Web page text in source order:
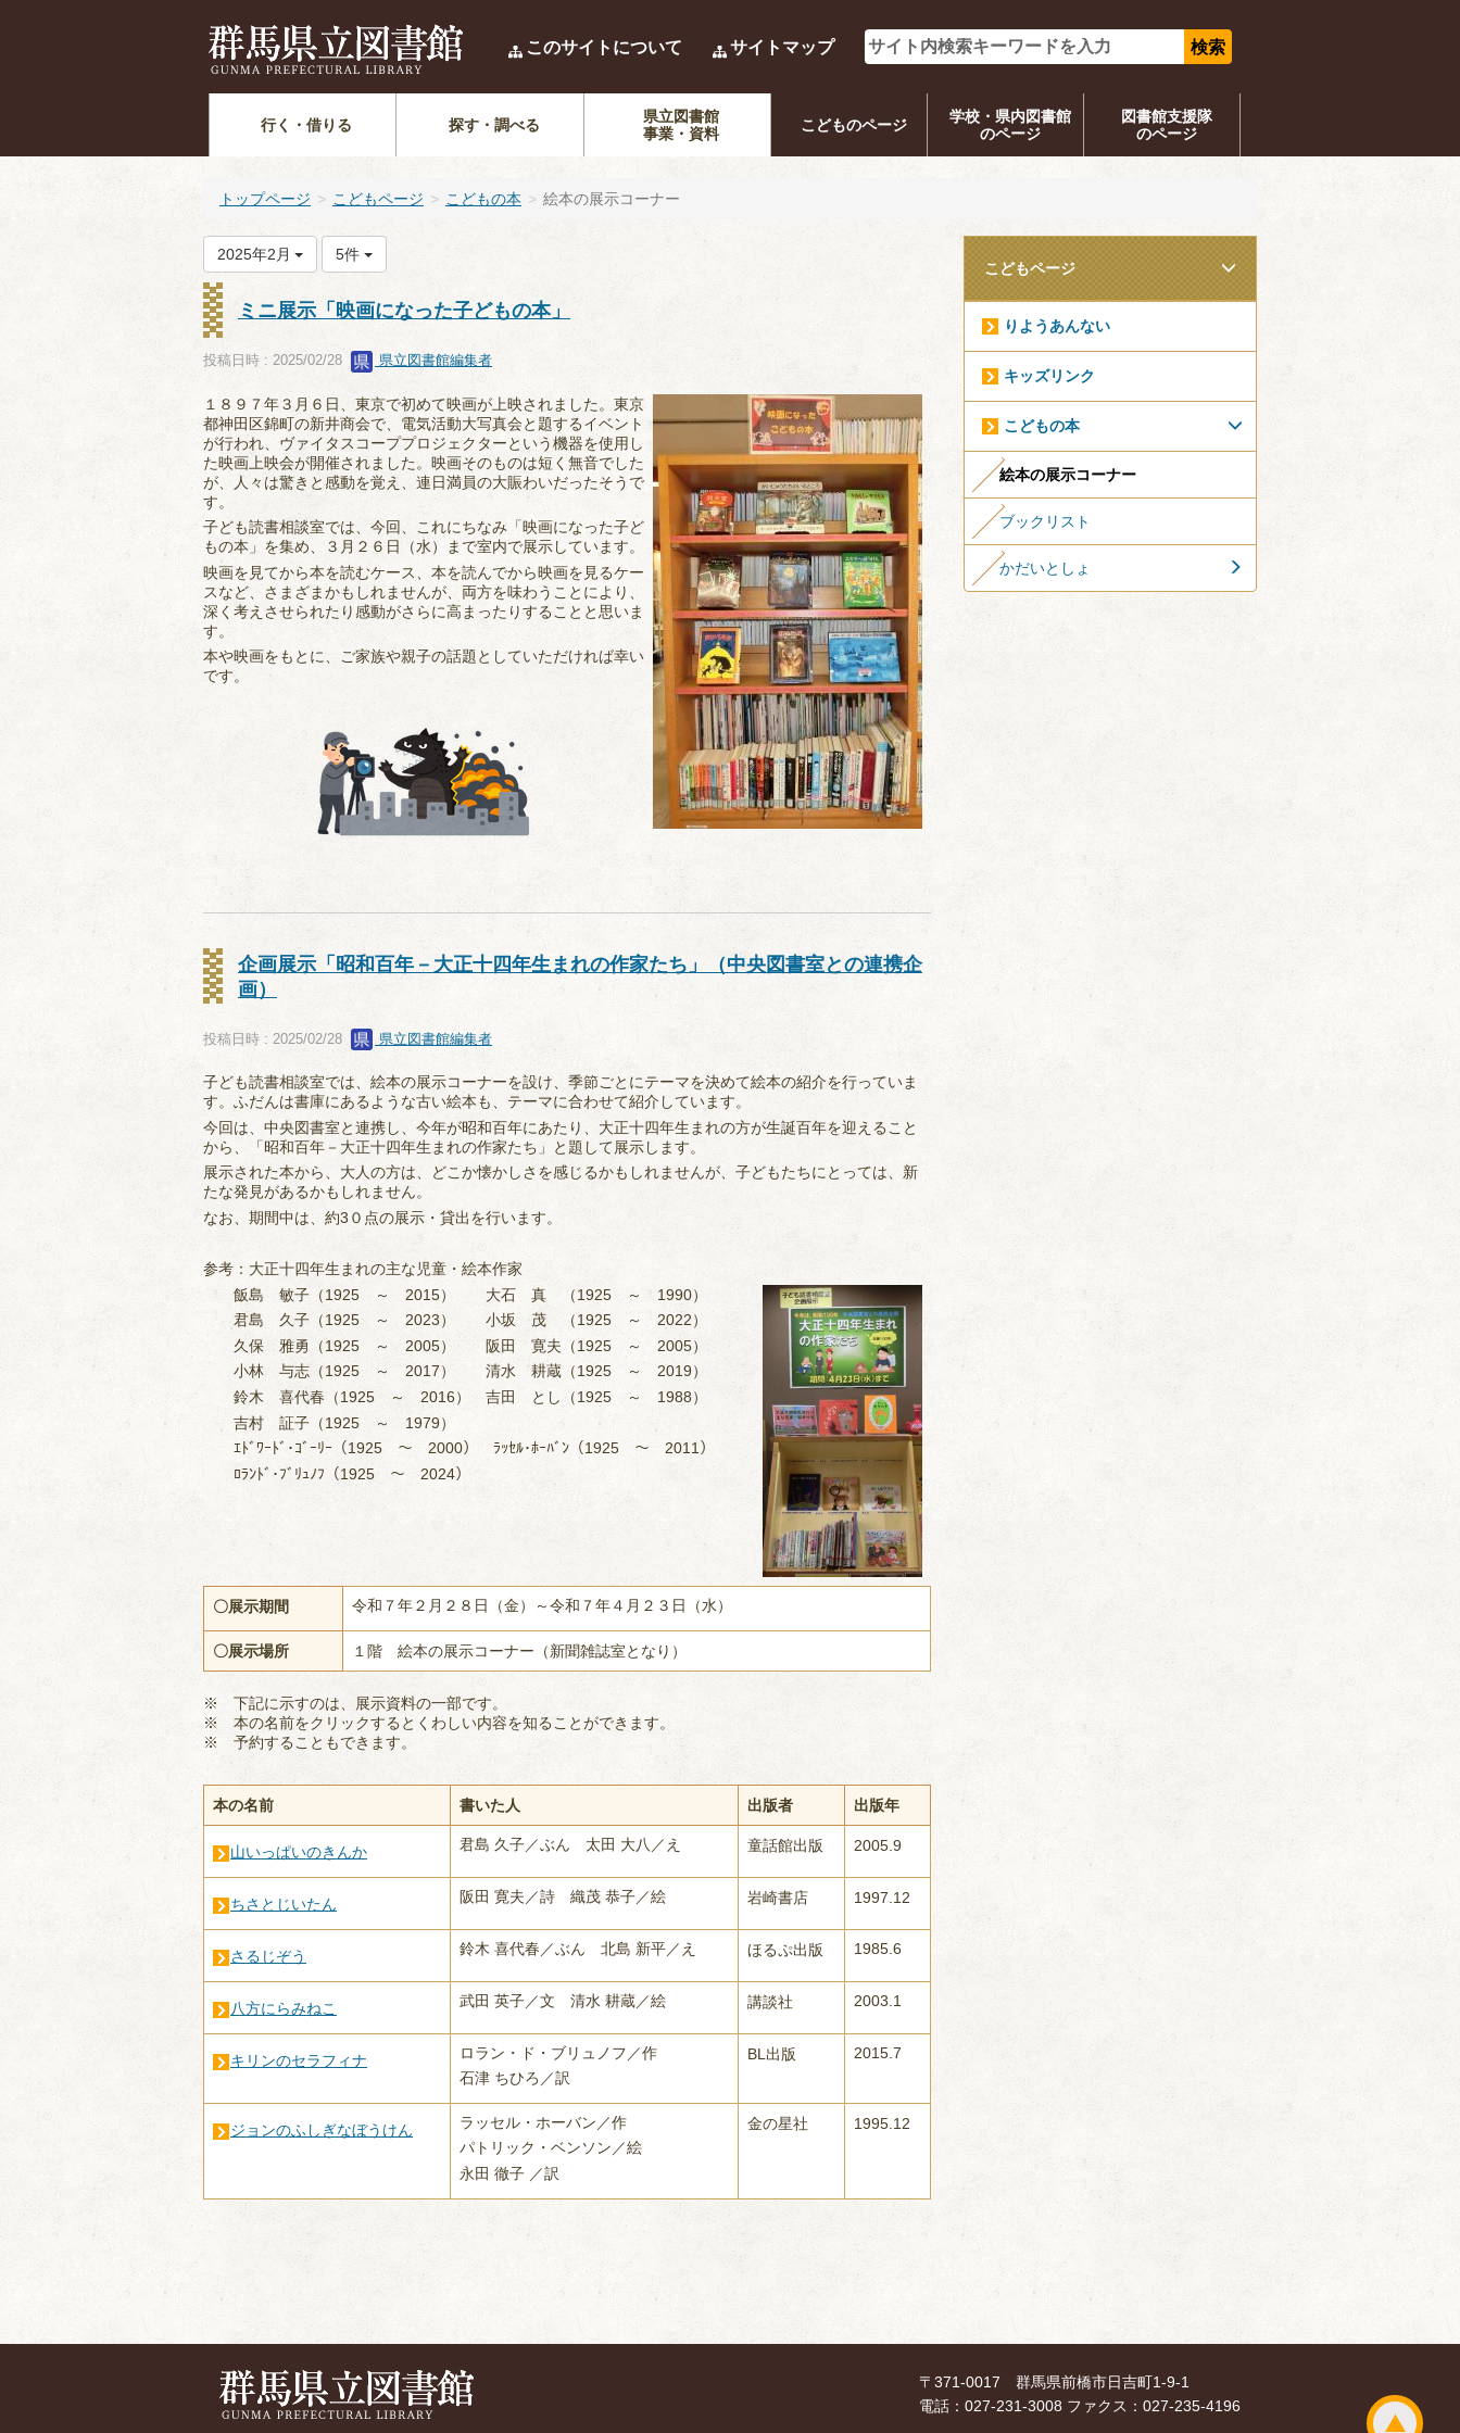
このサイトについて サイトマップ
行く・借りる 探す・調べる
県立図書館
事業・資料
こどものページ
学校・県内図書館
のページ
図書館支援隊
のページ
トップページ こどもページ こどもの本 絵本の展示コーナー
2025年2月 5件
ミニ展示「映画になった子どもの本」
投稿日時 : 2025/02/28 県立図書館編集者
１８９７年３月６日、東京で初めて映画が上映されま した。東京
都神田区錦町の新井商会で、電気活動大写真会と題するイベント
が行われ、ヴァイタスコーププロジェクターという機器を使用し
た映画上映会が開催されました。映画そのものは短く無音でした
が、人々は驚きと感動を覚え、連日満員の大賑わいだったそうで
す。
子ども読書相談室では、今回、これにちなみ「映画になった子ど
もの本」を集め、３月２６日（水）まで室内で展示しています。
映画を見てから本を読むケース、本を読んでから映画を見るケー
スなど、さまざまかもしれませんが、両方を味わうことにより、
深く考えさせられたり感動がさらに高まったりすることと思いま
す。
本や映画をもとに、ご家族や親子の話題としていただければ幸い
です。
企画展示「昭和百年－大正十四年生まれの作家たち」（中央図書室との連携企
画）
投稿日時 : 2025/02/28 県立図書館編集者
子ども読書相談室では、絵本の展示コーナーを設け、季節ごとにテーマを決めて絵本の紹介を行っていま
す。ふだんは書庫にあるような古い絵本も、テーマに合わせて紹介しています。
今回は、中央図書室と連携し、今年が昭和百年にあたり、大正十四年生まれの方が生誕百年を迎えること
から、「昭和百年－大正十四年生まれの作家たち」と題して展示します。
展示された本から、大人の方は、どこか懐かしさを感じるかもしれませんが、子どもたちにとっては、新
たな発見があるかもしれません。
なお、期間中は、約3０点の展示・貸出を行います。
参考：大正十四年生まれの主な児童・絵本作家
飯島 敏子（1925 ～ 2015） 大石 真 （1925 ～ 1990）
君島 久子（1925 ～ 2023） 小坂 茂 （1925 ～ 2022）
久保 雅勇（1925 ～ 2005） 阪田 寛夫（1925 ～ 2005）
小林 与志（1925 ～ 2017） 清水 耕蔵（1925 ～ 2019）
鈴木 喜代春（1925 ～ 2016） 吉田 とし（1925 ～ 1988）
吉村 証子（1925 ～ 1979）
ｴﾄﾞﾜｰﾄﾞ･ｺﾞｰﾘｰ（1925 ～ 2000） ﾗｯｾﾙ･ﾎｰﾊﾞﾝ（1925 ～ 2011）
ﾛﾗﾝﾄﾞ･ﾌﾞﾘｭﾉﾌ（1925 ～ 2024）
〇展示期間 令和７年２月２８日（金）～令和７年４月２３日（水）
〇展示場所 １階 絵本の展示コーナー（新聞雑誌室となり）
※ 下記に示すのは、展示資料の一部です。
※ 本の名前をクリックするとくわしい内容を知ることができます。
※ 予約することもできます。
本の名前 書いた人 出版者 出版年
山いっぱいのきんか 君島 久子／ぶん 太田 大八／え 童話館出版 2005.9
ちさとじいたん 阪田 寛夫／詩 織茂 恭子／絵 岩崎書店 1997.12
さるじぞう 鈴木 喜代春／ぶん 北島 新平／え ほるぷ出版 1985.6
八方にらみねこ 武田 英子／文 清水 耕蔵／絵 講談社 2003.1
キリンのセラフィナ
ロラン・ド・ブリュノフ／作
石津 ちひろ／訳
BL出版 2015.7
ジョンのふしぎなぼうけん
ラッセル・ホーバン／作
パトリック・ベンソン／絵
永田 徹子 ／訳
金の星社 1995.12
こどもページ
りようあんない
キッズリンク
こどもの本
絵本の展示コーナー
ブックリスト
かだいとしょ
〒371-0017 群馬県前橋市日吉町1-9-1
電話：027-231-3008 ファクス：027-235-4196